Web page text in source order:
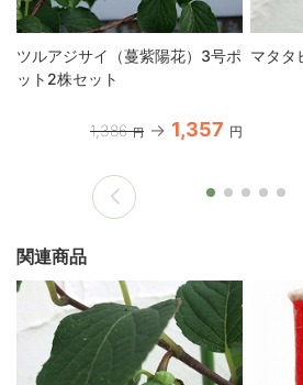
ツルアジサイ（蔓紫陽花）3号ポ
ット2株セット
1,386 円 1,357 円
マタタ
関連商品